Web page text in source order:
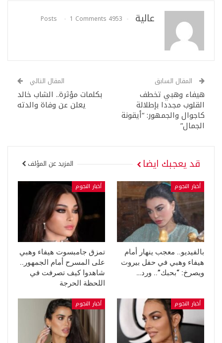
عالية 4953 Posts
1 Comments
المقال السابق
هيفاء وهبي تخطف
القلوب مجددا بإطلالة
كاجوال والجمهور: “أيقونة
الجمال”
المقال التالي
بكلمات مؤثرة.. الشاب خالد
يعلن عن وفاة والدته
قد يعجبك ايضا المزيد عن المؤلف
أخبار النجوم
بالفيديو.. معجب ينهار أمام
هيفاء وهبي في حفل بيروت
ويصرخ: “بحبك”.. ورد…
أخبار النجوم
تمزق جامبسوت هيفاء وهبي
على المسرح أمام الجمهور..
شاهدوا كيف تصرفت في
اللحظة الحرجة
أخبار النجوم أخبار النجوم